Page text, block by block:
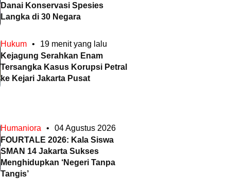
Danai Konservasi Spesies
Langka di 30 Negara
Hukum •
19 menit yang lalu
Kejagung Serahkan Enam
Tersangka Kasus Korupsi Petral
ke Kejari Jakarta Pusat
Humaniora •
04 Agustus 2026
FOURTALE 2026: Kala Siswa
SMAN 14 Jakarta Sukses
Menghidupkan ‘Negeri Tanpa
Tangis’